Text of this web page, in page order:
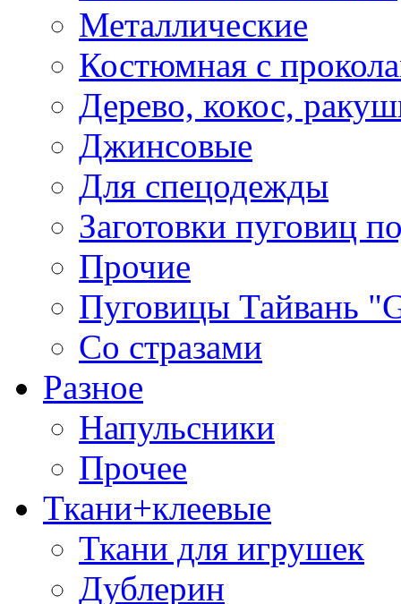
Металлические
Костюмная с
Дерево, кокос,
Джинсовые
Для спецодежды
Заготовки пуговиц
Прочие
Пуговицы Тайвань
Со стразами
Разное
Напульсники
Прочее
Ткани+клеевые
Ткани для игрушек
Дублерин